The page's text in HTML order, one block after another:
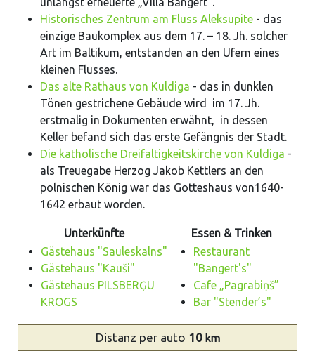
Historisches Zentrum am Fluss Aleksupite - das
einzige Baukomplex aus dem 17. – 18. Jh. solcher
Art im Baltikum, entstanden an den Ufern eines
kleinen Flusses.
Das alte Rathaus von Kuldiga - das in dunklen
Tönen gestrichene Gebäude wird im 17. Jh.
erstmalig in Dokumenten erwähnt, in dessen
Keller befand sich das erste Gefängnis der Stadt.
Die katholische Dreifaltigkeitskirche von Kuldiga -
als Treuegabe Herzog Jakob Kettlers an den
polnischen König war das Gotteshaus von1640-
1642 erbaut worden.
Unterkünfte
Essen & Trinken
Gästehaus "Sauleskalns"
Gästehaus "Kauši"
Gästehaus PILSBERĢU
KROGS
Restaurant
"Bangert's"
Cafe „Pagrabiņš”
Bar "Stender’s"
Distanz per auto 10km